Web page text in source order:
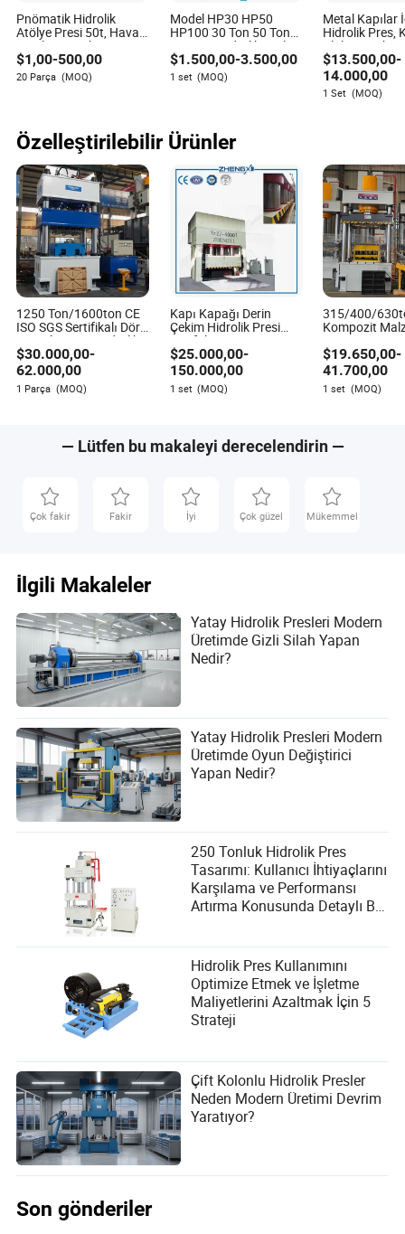
S: Bakım gerektiğinin ilk işaretleri nelerdir?
C: Alışılmadık sesler, sızıntılar, titreşimler veya tutarsız
operasyonel performans belirtilerine dikkat edin.
C: Bakım faaliyetlerini belgelemek, makine geçmişini
izlemeye, kalıpları tanımlamaya ve gelecekteki bakımı
etkili bir şekilde planlamaya yardımcı olur.
Kyleigh Reid
Yazar
Kyleigh Reid, imalat ve işleme makineleri
endüstrisinde zengin deneyime sahip deneyimli bir
Pnömatik Hidrolik
Atölye Presi 50t, Hava
Presleme Makinesi
$1,00-500,00
20 Parça (MOQ)
Model HP30 HP50
HP100 30 Ton 50 Ton
100 Ton Hidrolik Atölye
Presi ile Ce
$1.500,00-3.500,00
1 set (MOQ)
Metal Kapılar
Hidrolik Pres,
Plakası
$13.500,00-
14.000,00
1 Set (MOQ)
Özelleştirilebilir Ürünler
1250 Ton/1600ton CE
ISO SGS Sertifikalı Dört
Sütunlu Servo Hidrolik
Pres, Pirinç Kabuğu/
Hindistan Cevizi
Kabuğu/ Saman
Talaşı/ Ahşap Yonga
$30.000,00-
62.000,00
1 Parça (MOQ)
Kapı Kapağı Derin
Çekim Hidrolik Presi
Mutfak Eşyası
Paslanmaz Çelik
Lavabo
$25.000,00-
150.000,00
1 set (MOQ)
315/400/
Kompozit
Hidrolik Pres
Reçine Kanal
Cam Elyaf
Kapağı Sıcak
$19.650,00-
41.700,00
1 set (MOQ)
— Lütfen bu makaleyi derecelendirin —
Çok fakir Fakir İyi Çok güzel Mükemmel
İlgili Makaleler
Yatay Hidrolik Presleri Modern
Üretimde Gizli Silah Yapan
Nedir?
Yatay Hidrolik Presleri Modern
Üretimde Oyun Değiştirici
Yapan Nedir?
250 Tonluk Hidrolik Pres
Tasarımı: Kullanıcı İhtiyaçlarını
Karşılama ve Performansı
Artırma Konusunda Detaylı Bir
Hidrolik Pres Kullanımını
Optimize Etmek ve İşletme
Maliyetlerini Azaltmak İçin 5
Strateji
Çift Kolonlu Hidrolik Presler
Neden Modern Üretimi Devrim
Yaratıyor?
Son gönderiler